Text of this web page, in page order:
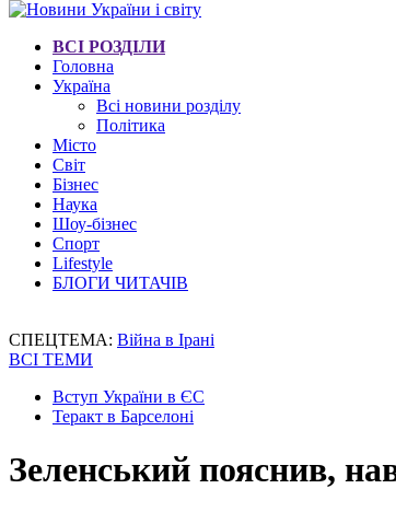
ВСІ РОЗДІЛИ
Головна
Україна
Всі новини розділу
Політика
Місто
Світ
Бізнес
Наука
Шоу-бізнес
Спорт
Lifestyle
БЛОГИ ЧИТАЧІВ
СПЕЦТЕМА: Війна в Ірані
ВСІ ТЕМИ
Вступ України в ЄС
Теракт в Барселоні
Зеленський пояснив,